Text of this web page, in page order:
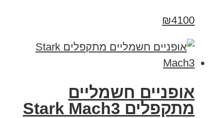
₪4100
‏אופניים חשמליים
‏מתקפלים Stark Mach3